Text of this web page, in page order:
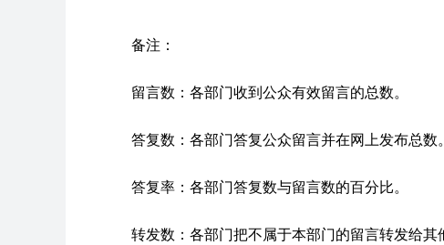
备注：
留言数：各部门收到公众有效留言的总数。
答复数：各部门答复公众留言并在网上发布总数。
答复率：各部门答复数与留言数的百分比。
转发数：各部门把不属于本部门的留言转发给其